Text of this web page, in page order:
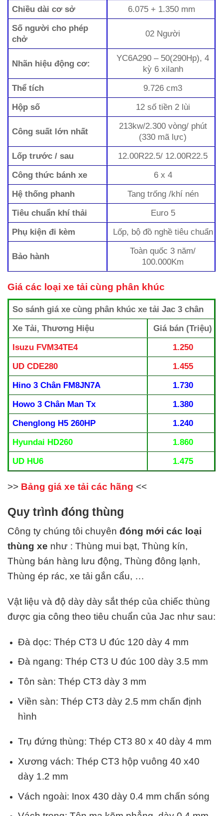
Chiều dài cơ sở
6.075 + 1.350 mm
Số người cho phép
chở
02 Người
Nhãn hiệu động cơ:
YC6A290 – 50(290Hp), 4
kỳ 6 xilanh
Thể tích
9.726 cm3
Hộp số
12 số tiền 2 lùi
Công suất lớn nhất
213kw/2.300 vòng/ phút
(330 mã lực)
Lốp trước / sau
12.00R22.5/ 12.00R22.5
Công thức bánh xe
6 x 4
Hệ thống phanh
Tang trống /khí nén
Tiêu chuẩn khí thải
Euro 5
Phụ kiện đi kèm
Lốp, bộ đồ nghề tiêu chuẩn
Bảo hành
Toàn quốc 3 năm/
100.000Km
Giá các loại xe tải cùng phân khúc
So sánh giá xe cùng phân khúc xe tải Jac 3 chân
Xe Tải, Thương Hiệu
Giá bán (Triệu)
Isuzu FVM34TE4
1.250
UD CDE280
1.455
Hino 3 Chân FM8JN7A
1.730
Howo 3 Chân Man Tx
1.380
Chenglong H5 260HP
1.240
Hyundai HD260
1.860
UD HU6
1.475
>> Bảng giá xe tải các hãng <<
Quy trình đóng thùng
Công ty chúng tôi chuyên đóng mới các loại
thùng xe như : Thùng mui bạt, Thùng kín,
Thùng bán hàng lưu động, Thùng đông lạnh,
Thùng ép rác, xe tải gắn cẩu, …
Vật liệu và độ dày dày sắt thép của chiếc thùng
được gia công theo tiêu chuẩn của Jac như sau:
Đà dọc: Thép CT3 U đúc 120 dày 4 mm
Đà ngang: Thép CT3 U đúc 100 dày 3.5 mm
Tôn sàn: Thép CT3 dày 3 mm
Viền sàn: Thép CT3 dày 2.5 mm chấn định
hình
Trụ đứng thùng: Thép CT3 80 x 40 dày 4 mm
Xương vách: Thép CT3 hộp vuông 40 x40
dày 1.2 mm
Vách ngoài: Inox 430 dày 0.4 mm chấn sóng